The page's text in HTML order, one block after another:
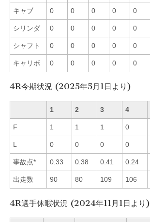
キャブ 0 0 0 0 0
シリンダ 0 0 0 0 0
シャフト 0 0 0 0 0
キャリボ 0 0 0 0 0
4R今期状況 (2025年5月1日より)
1 2 3 4
F 1 1 1 0
L 0 0 0 0
事故点* 0.33 0.38 0.41 0.24
出走数 90 80 109 106
4R選手休暇状況 (2024年11月1日より)